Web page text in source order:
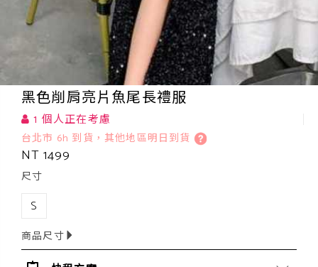
黑色削肩亮片魚尾長禮服
1 個人正在考慮
台北市 6h 到貨，其他地區明日到貨
NT 1499
尺寸
S
商品尺寸